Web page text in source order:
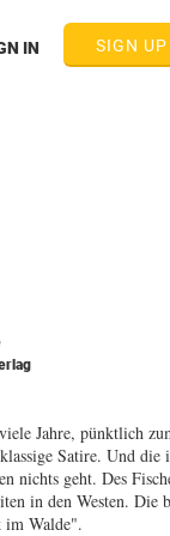
SIGN
IN
Jahre, pünktlich
Satire. Und die
nichts geht. Des
in den Westen. Die
im Walde".